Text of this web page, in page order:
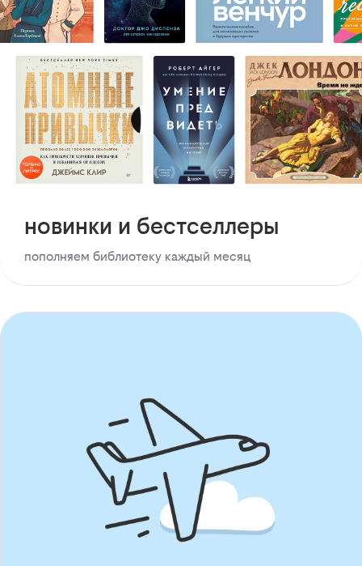
новинки и бестселлеры
пополняем библиотеку каждый месяц